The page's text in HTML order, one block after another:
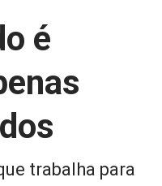
é
trabalha para